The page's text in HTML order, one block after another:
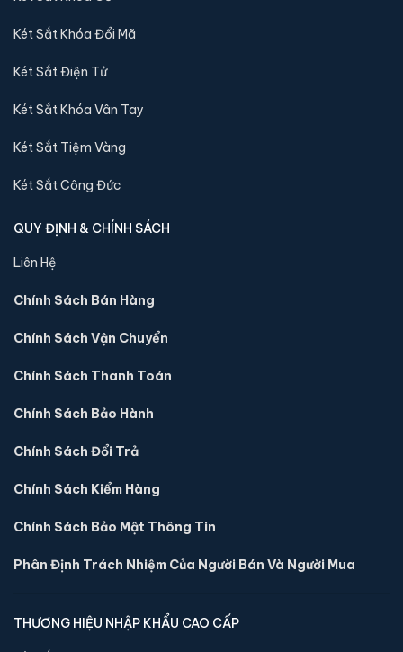
Video về sản phẩm Két sắt Welko KCC-
VTW-120 vân tay chính hãng:
Sản phẩm cùng dòng Két sắt Welko
Khám phá thêm các mẫu thuộc dòng
hàng.
Két Sắt Khóa Đổi Mã
Két Sắt Điện Tử
Két Sắt Khóa Vân Tay
Két Sắt Tiệm Vàng
Két Sắt Công Đức
QUY ĐỊNH & CHÍNH SÁCH
Liên Hệ
Chính Sách Bán Hàng
Chính Sách Vận Chuyển
Chính Sách Thanh Toán
Chính Sách Bảo Hành
Chính Sách Đổi Trả
Chính Sách Kiểm Hàng
Chính Sách Bảo Mật Thông Tin
Phân Định Trách Nhiệm Của Người Bán Và Người Mua
THƯƠNG HIỆU NHẬP KHẨU CAO CẤP